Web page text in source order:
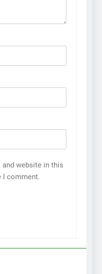
and website in this
I comment.